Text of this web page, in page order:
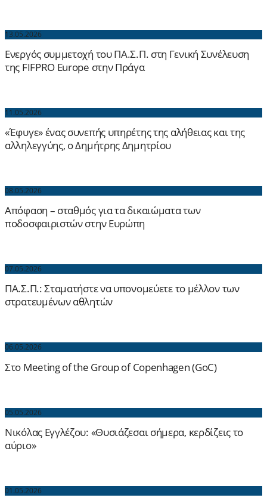
13.05.2026
Ενεργός συμμετοχή του ΠΑ.Σ.Π. στη Γενική Συνέλευση
της FIFPRO Europe στην Πράγα
11.05.2026
«Έφυγε» ένας συνεπής υπηρέτης της αλήθειας και της
αλληλεγγύης, ο Δημήτρης Δημητρίου
08.05.2026
Απόφαση – σταθμός για τα δικαιώματα των
ποδοσφαιριστών στην Ευρώπη
07.05.2026
ΠΑ.Σ.Π.: Σταματήστε να υπονομεύετε το μέλλον των
στρατευμένων αθλητών
06.05.2026
Στο Meeting of the Group of Copenhagen (GoC)
05.05.2026
Νικόλας Εγγλέζου: «Θυσιάζεσαι σήμερα, κερδίζεις το
αύριο»
01.05.2026